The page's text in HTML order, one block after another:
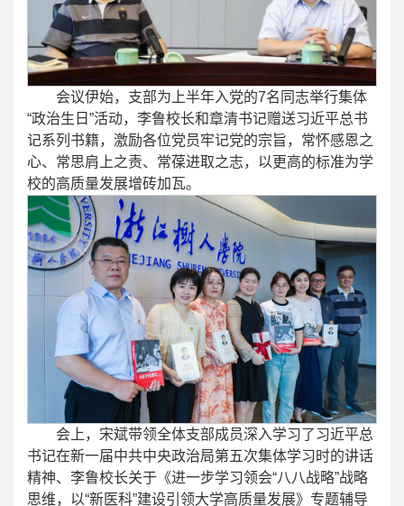
会议伊始，支部为上半年入党的7名同志举行集体
“政治生日”活动，李鲁校长和章清书记赠送习近平总书
记系列书籍，激励各位党员牢记党的宗旨，常怀感恩之
心、常思肩上之责、常葆进取之志，以更高的标准为学
校的高质量发展增砖加瓦。
会上，宋斌带领全体支部成员深入学习了习近平总
书记在新一届中共中央政治局第五次集体学习时的讲话
精神、李鲁校长关于《进一步学习领会“八八战略”战略
思维，以“新医科”建设引领大学高质量发展》专题辅导